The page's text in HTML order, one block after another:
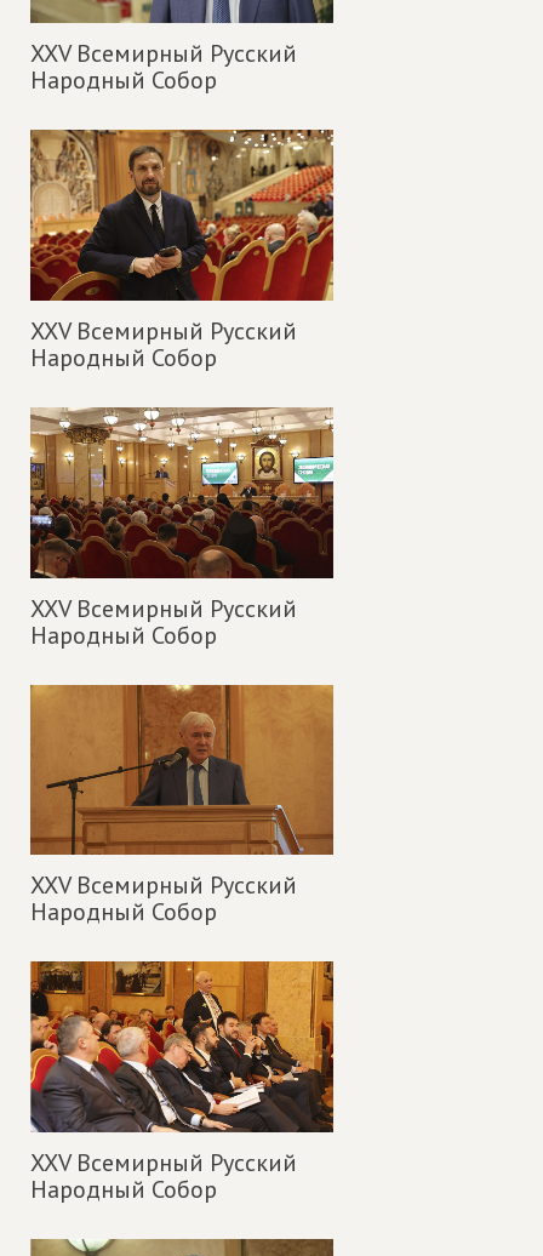
XXV Всемирный Русский
Народный Собор
XXV Всемирный Русский
Народный Собор
XXV Всемирный Русский
Народный Собор
XXV Всемирный Русский
Народный Собор
XXV Всемирный Русский
Народный Собор